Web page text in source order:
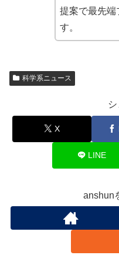
提案で最先端
す。
科学系ニュース
X
LINE
anshun